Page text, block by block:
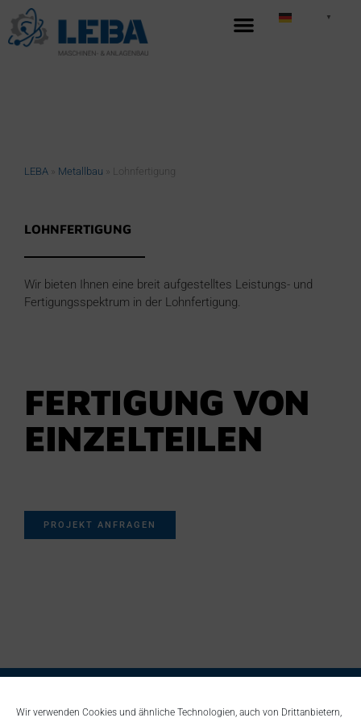
Wir verwenden Cookies und ähnliche Technologien, auch von Drittanbietern,
▼
LEBA Metallbau Lohnfertigung
LOHNFERTIGUNG
Wir bieten Ihnen eine breit aufgestelltes Leistungs- und
Fertigungsspektrum in der Lohnfertigung.
FERTIGUNG VON
EINZELTEILEN
PROJEKT ANFRAGEN